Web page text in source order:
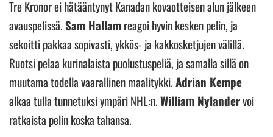
Tre Kronor ei hätääntynyt Kanadan kovaotteisen alun jälkeen
avauspelissä.Sam Hallamreagoi hyvin kesken pelin, ja
sekoitti pakkaa sopivasti, ykkös- ja kakkosketjujen välillä.
Ruotsi pelaa kurinalaista puolustuspeliä, ja samalla sillä on
muutama todella vaarallinen maalitykki.Adrian Kempe
alkaa tulla tunnetuksi ympäri NHL:n.William Nylandervoi
ratkaista pelin koska tahansa.